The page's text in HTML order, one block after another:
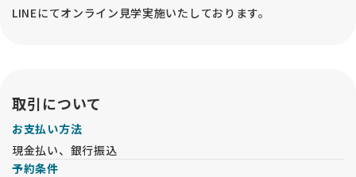
LINEにてオンライン見学実施いたしております。
取引について
お支払い方法
現金払い、銀行振込
予約条件